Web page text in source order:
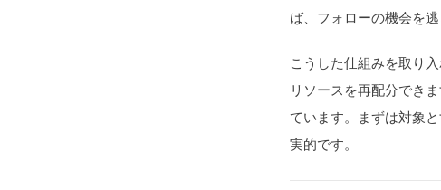
ば、フォローの機会を逃
こうした仕組みを取り
リソースを再配分でき
ています。まずは対象
実的です。